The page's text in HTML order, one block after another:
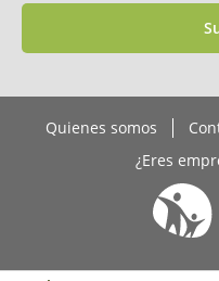
Quienes somos
¿Eres